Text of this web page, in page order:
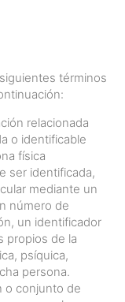
términos
relacionada
o identificable
física
ser identificada,
mediante un
número de
un identificador
propios de la
psíquica,
persona.
o conjunto de